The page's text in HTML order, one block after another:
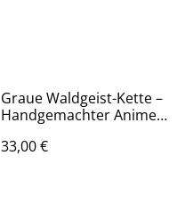
Graue Waldgeist-Kette –
Handgemachter Anime
33,00 €